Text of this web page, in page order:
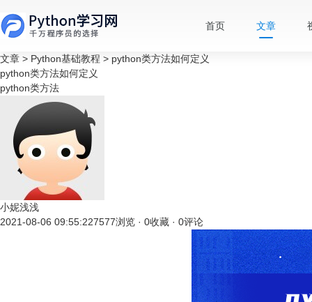
首页 文章
文章 > Python基础教程 > python类方法如何定义
python类方法如何定义
python类方法
小妮浅浅
2021-08-06 09:55:227577浏览 · 0收藏 · 0评论